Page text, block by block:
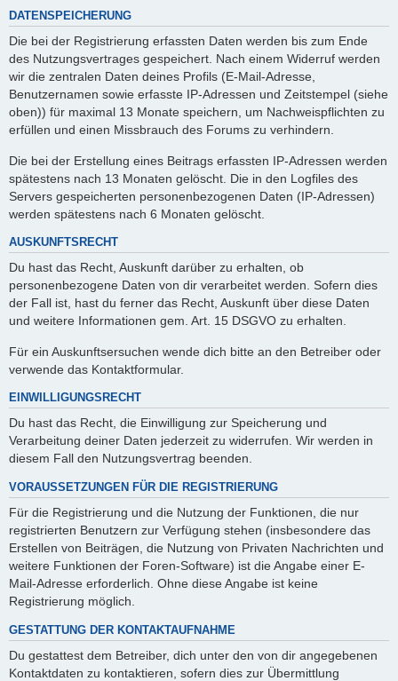
DATENSPEICHERUNG
Die bei der Registrierung erfassten Daten werden bis zum Ende
des Nutzungsvertrages gespeichert. Nach einem Widerruf werden
wir die zentralen Daten deines Profils (E-Mail-Adresse,
Benutzernamen sowie erfasste IP-Adressen und Zeitstempel (siehe
oben)) für maximal 13 Monate speichern, um Nachweispflichten zu
erfüllen und einen Missbrauch des Forums zu verhindern.
Die bei der Erstellung eines Beitrags erfassten IP-Adressen werden
spätestens nach 13 Monaten gelöscht. Die in den Logfiles des
Servers gespeicherten personenbezogenen Daten (IP-Adressen)
werden spätestens nach 6 Monaten gelöscht.
AUSKUNFTSRECHT
Du hast das Recht, Auskunft darüber zu erhalten, ob
personenbezogene Daten von dir verarbeitet werden. Sofern dies
der Fall ist, hast du ferner das Recht, Auskunft über diese Daten
und weitere Informationen gem. Art. 15 DSGVO zu erhalten.
Für ein Auskunftsersuchen wende dich bitte an den Betreiber oder
verwende das Kontaktformular.
EINWILLIGUNGSRECHT
Du hast das Recht, die Einwilligung zur Speicherung und
Verarbeitung deiner Daten jederzeit zu widerrufen. Wir werden in
diesem Fall den Nutzungsvertrag beenden.
VORAUSSETZUNGEN FÜR DIE REGISTRIERUNG
Für die Registrierung und die Nutzung der Funktionen, die nur
registrierten Benutzern zur Verfügung stehen (insbesondere das
Erstellen von Beiträgen, die Nutzung von Privaten Nachrichten und
weitere Funktionen der Foren-Software) ist die Angabe einer E-
Mail-Adresse erforderlich. Ohne diese Angabe ist keine
Registrierung möglich.
GESTATTUNG DER KONTAKTAUFNAHME
Du gestattest dem Betreiber, dich unter den von dir angegebenen
Kontaktdaten zu kontaktieren, sofern dies zur Übermittlung